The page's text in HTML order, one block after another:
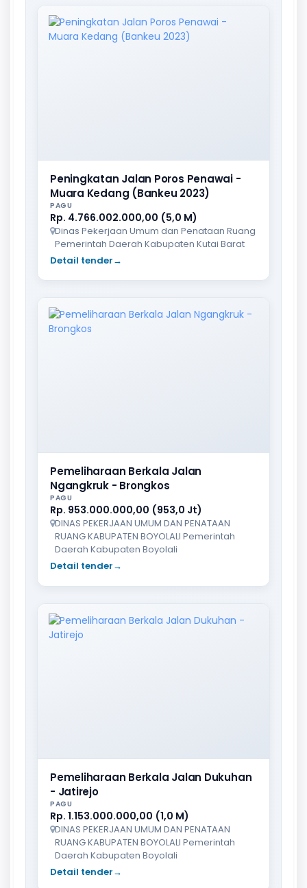
Peningkatan Jalan Poros Penawai -
Muara Kedang (Bankeu 2023)
PAGU
Rp. 4.766.002.000,00 (5,0 M)
Dinas Pekerjaan Umum dan Penataan Ruang
Pemerintah Daerah Kabupaten Kutai Barat
Detail tender→
Pemeliharaan Berkala Jalan
Ngangkruk - Brongkos
PAGU
Rp. 953.000.000,00 (953,0 Jt)
DINAS PEKERJAAN UMUM DAN PENATAAN
RUANG KABUPATEN BOYOLALI Pemerintah
Daerah Kabupaten Boyolali
Detail tender→
Pemeliharaan Berkala Jalan Dukuhan
- Jatirejo
PAGU
Rp. 1.153.000.000,00 (1,0 M)
DINAS PEKERJAAN UMUM DAN PENATAAN
RUANG KABUPATEN BOYOLALI Pemerintah
Daerah Kabupaten Boyolali
Detail tender→